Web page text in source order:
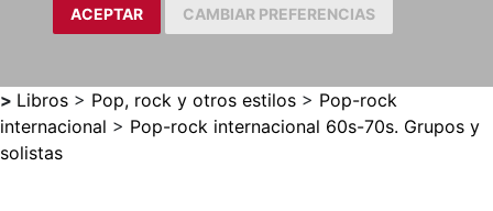
ACEPTAR CAMBIAR PREFERENCIAS
> Libros > Pop, rock y otros estilos > Pop-rock
internacional > Pop-rock internacional 60s-70s. Grupos y
solistas